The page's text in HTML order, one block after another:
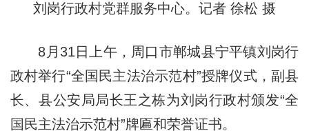
刘岗行政村党群服务中心。记者 徐松 摄
8月31日上午，周口市郸城县宁平镇刘岗行
政村举行“全国民主法治示范村”授牌仪式，副县
长、县公安局局长王之栋为刘岗行政村颁发“全
国民主法治示范村”牌匾和荣誉证书。